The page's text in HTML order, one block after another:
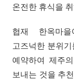
온전한 휴식을
협재 한옥마
고즈넉한 분위
예약하여 제주
보내는 것을 추